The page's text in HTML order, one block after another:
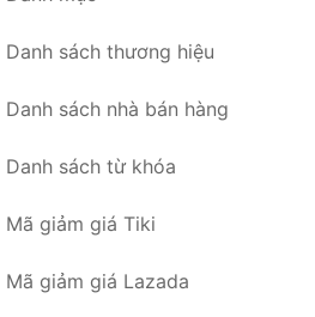
Danh sách thương hiệu
Danh sách nhà bán hàng
Danh sách từ khóa
Mã giảm giá Tiki
Mã giảm giá Lazada